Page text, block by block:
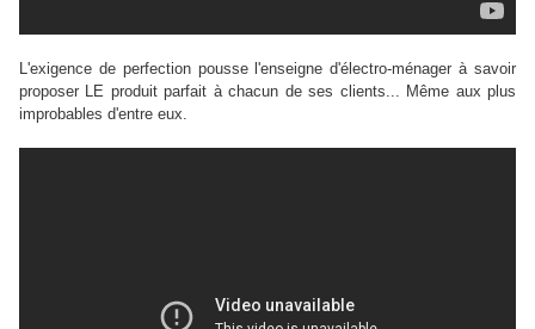
L'exigence de perfection pousse l'enseigne d'électro-ménager à savoir
proposer LE produit parfait à chacun de ses clients... Même aux plus
improbables d'entre eux.